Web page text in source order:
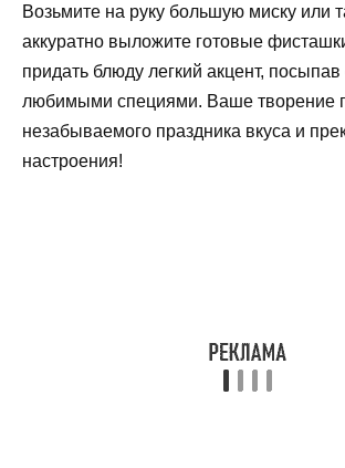
Возьмите на руку большую миску или
аккуратно выложите готовые
придать блюду легкий акцент,
любимыми специями. Ваше творение
незабываемого праздника вкуса и
настроения!